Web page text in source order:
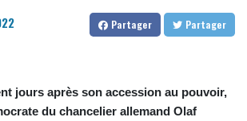
Partager Partager
jours après son accession au pouvoir,
du chancelier allemand Olaf